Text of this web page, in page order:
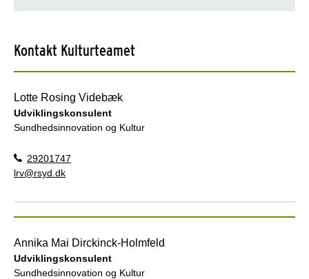
Kontakt Kulturteamet
Lotte Rosing Videbæk
Udviklingskonsulent
Sundhedsinnovation og Kultur
29201747
lrv@rsyd.dk
Annika Mai Dirckinck-Holmfeld
Udviklingskonsulent
Sundhedsinnovation og Kultur